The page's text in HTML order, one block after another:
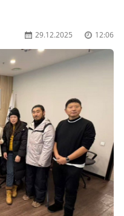
29.12.2025 12:06